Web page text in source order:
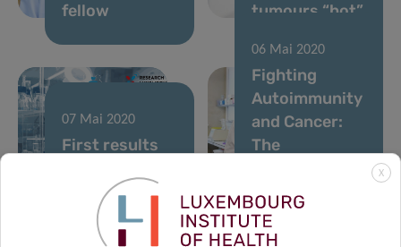
fellow
tumours “hot”
07 Mai 2020
First results
VINCE study
06 Mai 2020
Fighting
Autoimmunity
and Cancer:
The
Key
X